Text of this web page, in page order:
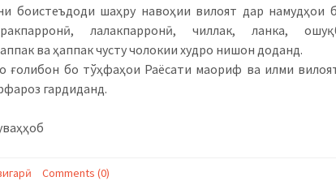
боистеъдоди шаҳру навоҳии вилоят дар намудҳои
лалакпарронӣ, чиллак, ланка,
ва ҳаппак чусту чолокии худро нишон доданд.
ғолибон бо тўҳфаҳои Раёсати маориф ва илми
гардиданд.
Comments (0)